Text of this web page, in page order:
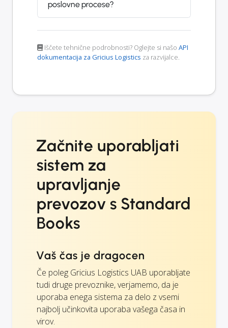
poslovne procese?
Iščete tehnične podrobnosti? Oglejte si našo API
dokumentacija za Gricius Logistics za razvijalce.
Začnite uporabljati
sistem za
upravljanje
prevozov s Standard
Books
Vaš čas je dragocen
Če poleg Gricius Logistics UAB uporabljate
tudi druge prevoznike, verjamemo, da je
uporaba enega sistema za delo z vsemi
najbolj učinkovita uporaba vašega časa in
virov.